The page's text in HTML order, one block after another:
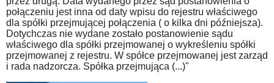
połączeniu jest inna od daty wpisu do rejestru właściwego
dla spółki przejmującej połączenia ( o kilka dni późniejsza).
Dotychczas nie wydane zostało postanowienie sądu
właściwego dla spółki przejmowanej o wykreśleniu spółki
przejmowanej z rejestru. W spółce przejmowanej jest zarząd
i rada nadzorcza. Spółka przejmująca (...)"